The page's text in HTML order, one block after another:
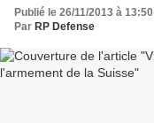
Publié le 26/11/2013 à 13:50
Par RP Defense